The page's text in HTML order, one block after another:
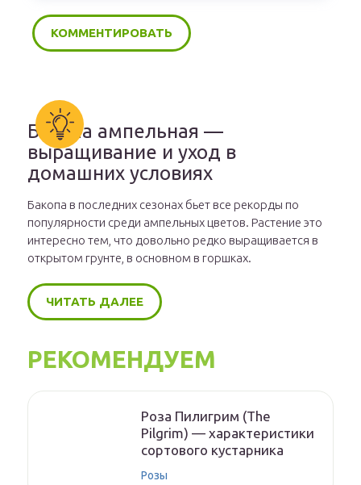
Бакопа ампельная —
выращивание и уход в
домашних условиях
Бакопа в последних сезонах бьет все рекорды по
популярности среди ампельных цветов. Растение это
интересно тем, что довольно редко выращивается в
открытом грунте, в основном в горшках.
ЧИТАТЬ ДАЛЕЕ
РЕКОМЕНДУЕМ
Роза Пилигрим (The
Pilgrim) — характеристики
сортового кустарника
Розы